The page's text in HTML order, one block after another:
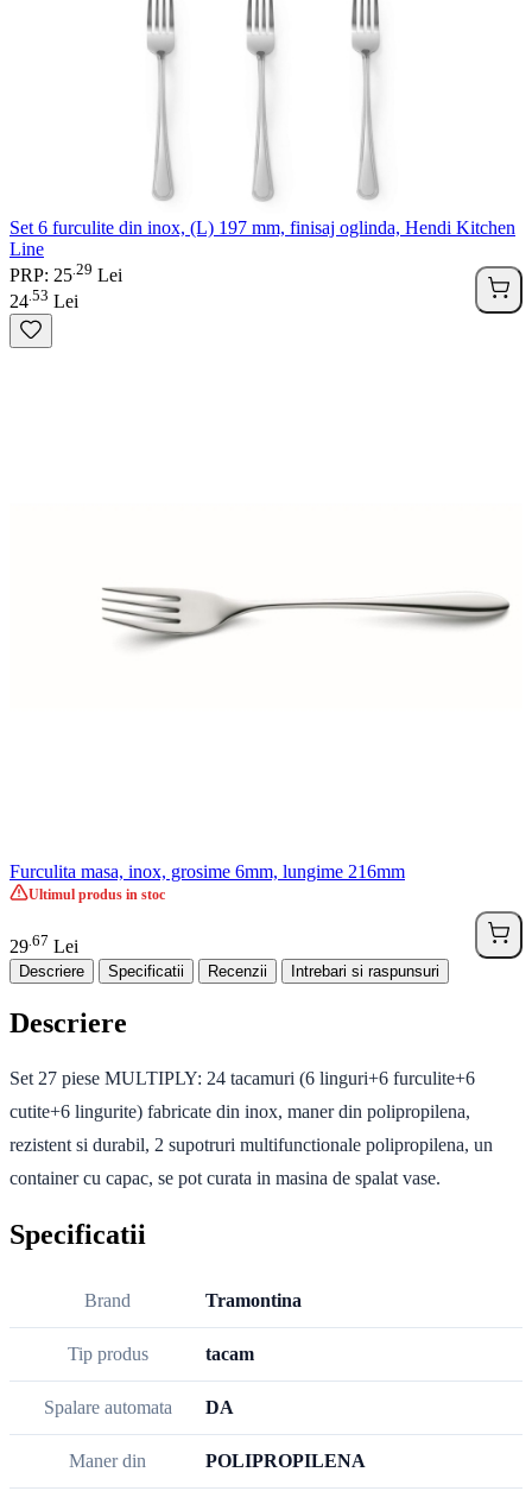
Set 6 furculite din inox, (L) 197 mm, finisaj oglinda, Hendi Kitchen
Line
PRP: 25 29 Lei
24 53 Lei
Furculita masa, inox, grosime 6mm, lungime 216mm
Ultimul produs in stoc
29 67 Lei
Descriere Specificatii Recenzii Intrebari si raspunsuri
Descriere
Set 27 piese MULTIPLY: 24 tacamuri (6 linguri+6 furculite+6
cutite+6 lingurite) fabricate din inox, maner din polipropilena,
rezistent si durabil, 2 supotruri multifunctionale polipropilena, un
container cu capac, se pot curata in masina de spalat vase.
Specificatii
Brand Tramontina
Tip produs tacam
Spalare automata DA
Maner din POLIPROPILENA